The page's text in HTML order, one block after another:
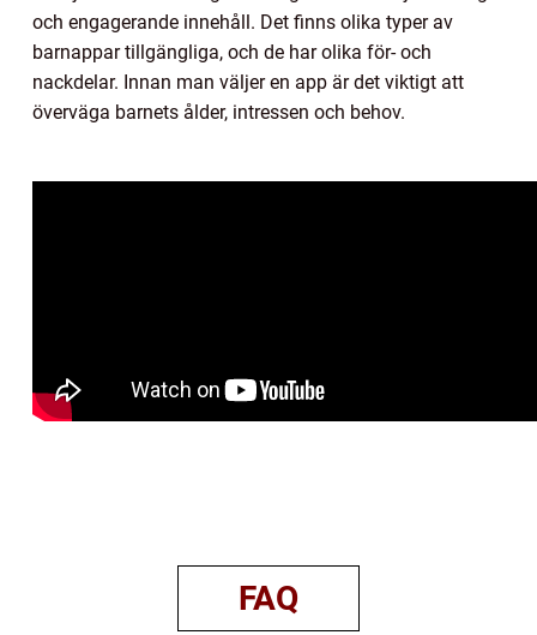
och engagerande innehåll. Det finns olika typer av
barnappar tillgängliga, och de har olika för- och
nackdelar. Innan man väljer en app är det viktigt att
överväga barnets ålder, intressen och behov.
FAQ